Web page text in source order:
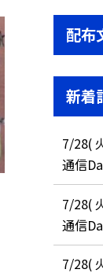
配布
新着
7/28(
通信
7/28(
通信
7/28(